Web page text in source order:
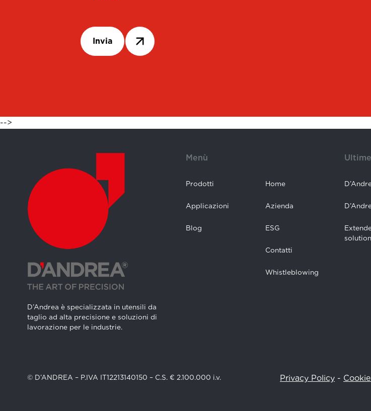
Invia
-->
D’Andrea è specializzata in utensili da
taglio ad alta precisione e soluzioni di
lavorazione per le industrie.
Menù
Prodotti
Applicazioni
Blog
Home
Azienda
ESG
Contatti
Whistleblowing
© D’ANDREA – P.IVA IT12213140150 – C.S. € 2.100.000 i.v. Privacy Policy-